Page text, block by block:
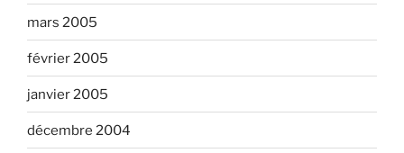
mars 2005
février 2005
janvier 2005
décembre 2004